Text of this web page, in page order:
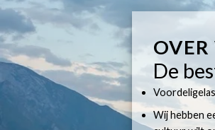
De
Wij hebben